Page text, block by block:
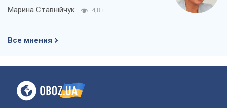
Марина Ставнійчук 4,8 т.
Все мнения